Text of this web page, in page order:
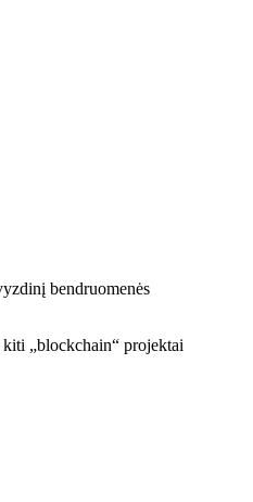
bendruomenės
„blockchain“ projektai